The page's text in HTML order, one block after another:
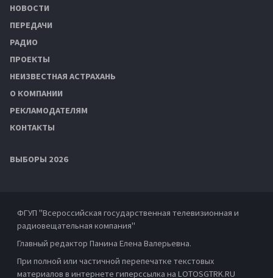
НОВОСТИ
ПЕРЕДАЧИ
РАДИО
ПРОЕКТЫ
НЕИЗВЕСТНАЯ АСТРАХАНЬ
О КОМПАНИИ
РЕКЛАМОДАТЕЛЯМ
КОНТАКТЫ
ВЫБОРЫ 2026
ФГУП "Всероссийская государственная телевизионная и
радиовещательная компания"
Главный редактор Панина Елена Валерьевна.
При полной или частичной перепечатке текстовых
материалов в интернете гиперссылка на LOTOSGTRK.RU